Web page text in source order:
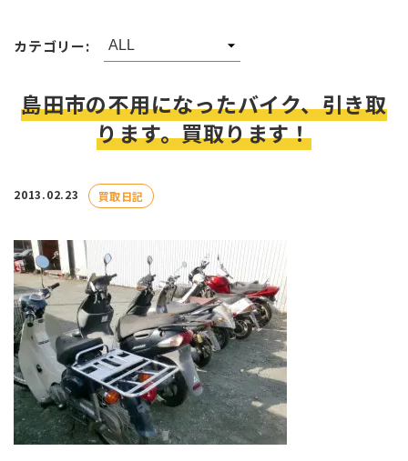
カテゴリー:
島田市の不用になったバイク、引き取
ります。買取ります！
2013.02.23 買取日記